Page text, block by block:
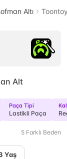
Altı
Alt
Paça Tipi
Lastikli Paça
5 Farklı Beden
Yaş